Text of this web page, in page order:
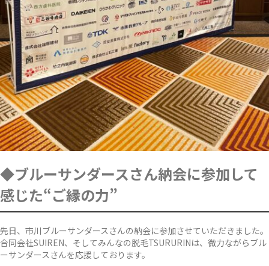
◆ブルーサンダースさん納会に参加して
感じた“ご縁の力”
先日、市川ブルーサンダースさんの納会に参加させていただきました。
合同会社SUIREN、そしてみんなの脱毛TSURURINは、微力ながらブル
ーサンダースさんを応援しております。